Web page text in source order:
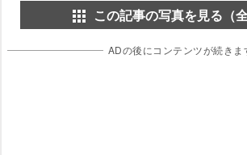
この記事の写真を見る（
ADの後にコンテンツが続きま